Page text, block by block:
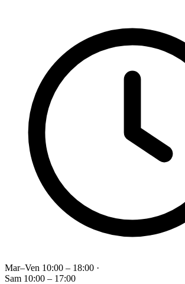
Mar–Ven 10:00 – 18:00 ·
Sam 10:00 – 17:00